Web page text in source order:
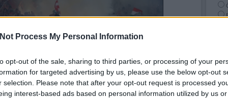
Process My Personal Information
opt-out of the sale, sharing to third parties, or processing of your
for targeted advertising by us, please use the below opt-out
selection. Please note that after your opt-out request is processed
interest-based ads based on personal information utilized by us
Atom